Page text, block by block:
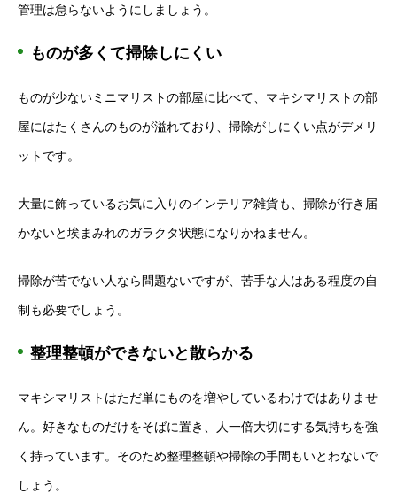
管理は怠らないようにしましょう。
ものが多くて掃除しにくい
ものが少ないミニマリストの部屋に比べて、マキシマリストの部
屋にはたくさんのものが溢れており、掃除がしにくい点がデメリ
ットです。
大量に飾っているお気に入りのインテリア雑貨も、掃除が行き届
かないと埃まみれのガラクタ状態になりかねません。
掃除が苦でない人なら問題ないですが、苦手な人はある程度の自
制も必要でしょう。
整理整頓ができないと散らかる
マキシマリストはただ単にものを増やしているわけではありませ
ん。好きなものだけをそばに置き、人一倍大切にする気持ちを強
く持っています。そのため整理整頓や掃除の手間もいとわないで
しょう。